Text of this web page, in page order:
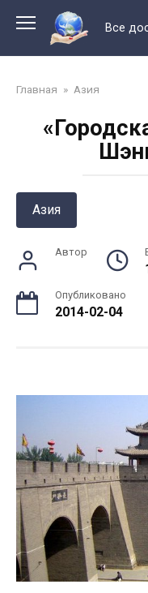
контенту
Все
Главная » Азия
Азия
Автор
Опубликовано
2014-02-04